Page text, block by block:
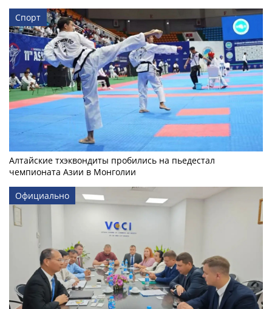
Спорт
Алтайские тхэквондиты пробились на пьедестал
чемпионата Азии в Монголии
Официально